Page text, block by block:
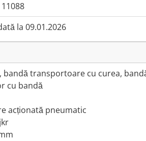
11088
la 09.01.2026
transportoare cu curea,
cu bandă
acționată pneumatic